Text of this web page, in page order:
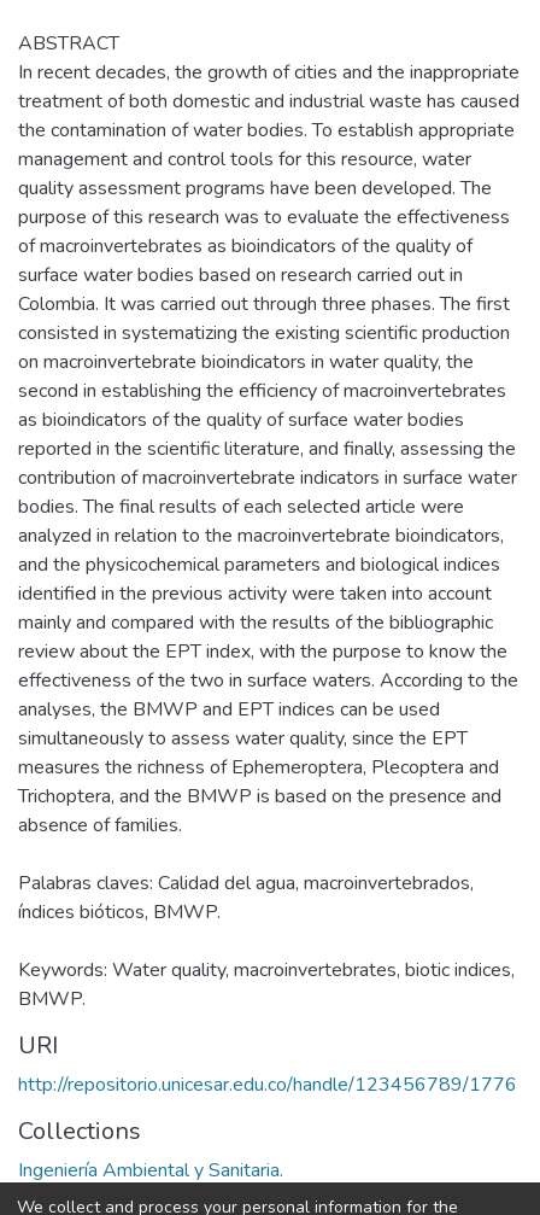
ABSTRACT
In recent decades, the growth of cities and the inappropriate
treatment of both domestic and industrial waste has caused
the contamination of water bodies. To establish appropriate
management and control tools for this resource, water
quality assessment programs have been developed. The
purpose of this research was to evaluate the effectiveness
of macroinvertebrates as bioindicators of the quality of
surface water bodies based on research carried out in
Colombia. It was carried out through three phases. The first
consisted in systematizing the existing scientific production
on macroinvertebrate bioindicators in water quality, the
second in establishing the efficiency of macroinvertebrates
as bioindicators of the quality of surface water bodies
reported in the scientific literature, and finally, assessing the
contribution of macroinvertebrate indicators in surface water
bodies. The final results of each selected article were
analyzed in relation to the macroinvertebrate bioindicators,
and the physicochemical parameters and biological indices
identified in the previous activity were taken into account
mainly and compared with the results of the bibliographic
review about the EPT index, with the purpose to know the
effectiveness of the two in surface waters. According to the
analyses, the BMWP and EPT indices can be used
simultaneously to assess water quality, since the EPT
measures the richness of Ephemeroptera, Plecoptera and
Trichoptera, and the BMWP is based on the presence and
absence of families.
Palabras claves: Calidad del agua, macroinvertebrados,
índices bióticos, BMWP.
Keywords: Water quality, macroinvertebrates, biotic indices,
BMWP.
URI
http://repositorio.unicesar.edu.co/handle/123456789/1776
Collections
Ingeniería Ambiental y Sanitaria.
We collect and process your personal information for the